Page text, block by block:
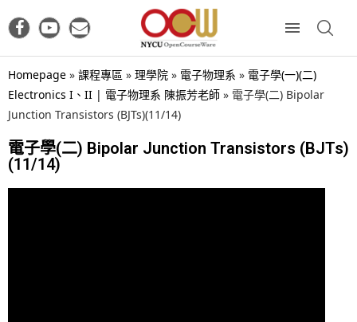
Homepage » 課程專區 » 理學院 » 電子物理系 » 電子學(一)(二)
Electronics I、II | 電子物理系 陳振芳老師 » 電子學(二) Bipolar
Junction Transistors (BJTs)(11/14)
電子學(二) Bipolar Junction Transistors (BJTs)
(11/14)